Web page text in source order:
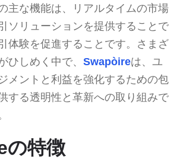
主な機能は、リアルタイムの市場
ソリューションを提供することで
体験を促進することです。さまざ
ひしめく中で、 Swapòireは、ユ
メントと利益を強化するための包
する透明性と革新への取り組みで
の特徴